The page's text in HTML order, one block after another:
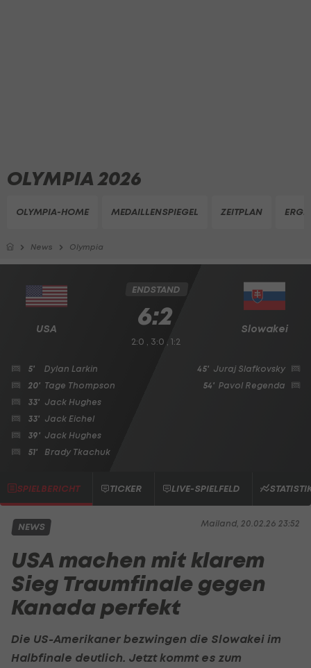
OLYMPIA 2026
OLYMPIA-HOME MEDAILLENSPIEGEL ZEITPLAN
News Olympia
USA Slowakei
ENDSTAND
6:2
2:0 , 3:0 , 1:2
5'
Dylan Larkin
20' Tage Thompson
33' Jack Hughes
33' Jack Eichel
39' Jack Hughes
51'
Brady Tkachuk
45' Juraj Slafkovsky
54' Pavol Regenda
SPIELBERICHT TICKER LIVE-SPIELFELD
Mailand, 20.02.26 23:52
NEWS
USA machen mit klarem
Sieg Traumfinale gegen
Kanada perfekt
Die US-Amerikaner bezwingen die Slowakei im
Halbfinale deutlich. Jetzt kommt es zum